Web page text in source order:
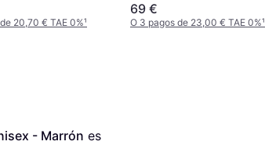
20,70 € TAE 0%¹
69 €
O 3 pagos de 23,00 € TAE 0%¹
- Marrón